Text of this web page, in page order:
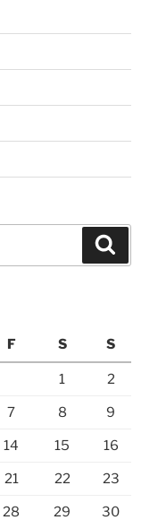
F S S
1 2
7 8 9
14 15 16
21 22 23
28 29 30